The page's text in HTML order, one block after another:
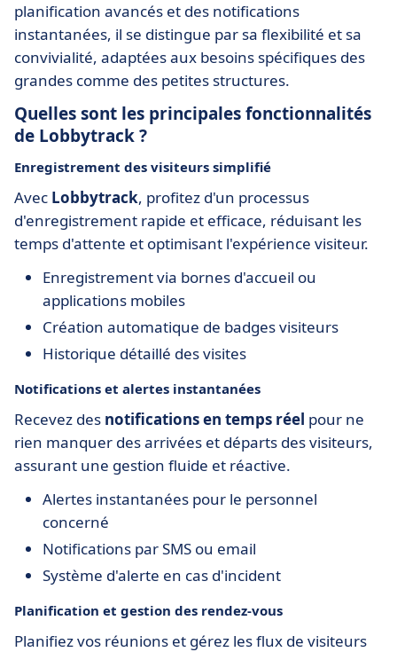
planification avancés et des notifications
instantanées, il se distingue par sa flexibilité et sa
convivialité, adaptées aux besoins spécifiques des
grandes comme des petites structures.
Quelles sont les principales fonctionnalités
de Lobbytrack ?
Enregistrement des visiteurs simplifié
Avec Lobbytrack, profitez d'un processus
d'enregistrement rapide et efficace, réduisant les
temps d'attente et optimisant l'expérience visiteur.
Enregistrement via bornes d'accueil ou
applications mobiles
Création automatique de badges visiteurs
Historique détaillé des visites
Notifications et alertes instantanées
Recevez des notifications en temps réel pour ne
rien manquer des arrivées et départs des visiteurs,
assurant une gestion fluide et réactive.
Alertes instantanées pour le personnel
concerné
Notifications par SMS ou email
Système d'alerte en cas d'incident
Planification et gestion des rendez-vous
Planifiez vos réunions et gérez les flux de visiteurs